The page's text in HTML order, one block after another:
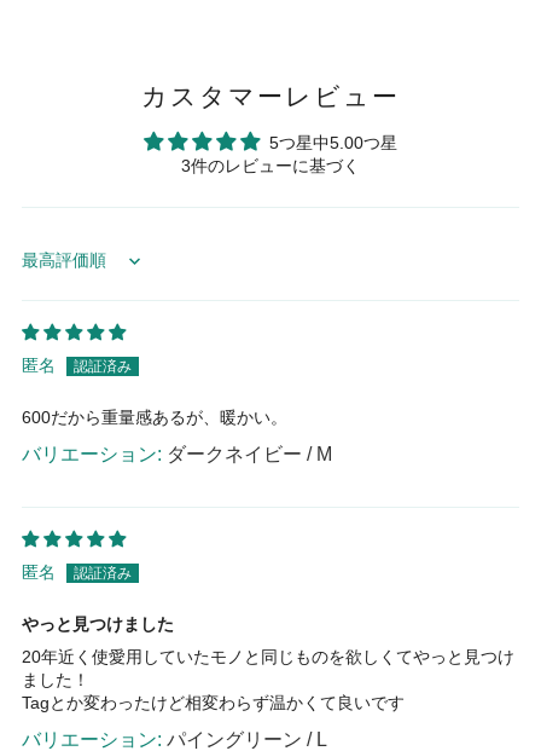
カスタマーレビュー
5つ星中5.00つ星
3件のレビューに基づく
Sort by
匿名
600だから重量感あるが、暖かい。
ダークネイビー / M
匿名
やっと見つけました
20年近く使愛用していたモノと同じものを欲しくてやっと見つけ
ました！
Tagとか変わったけど相変わらず温かくて良いです
パイングリーン / L